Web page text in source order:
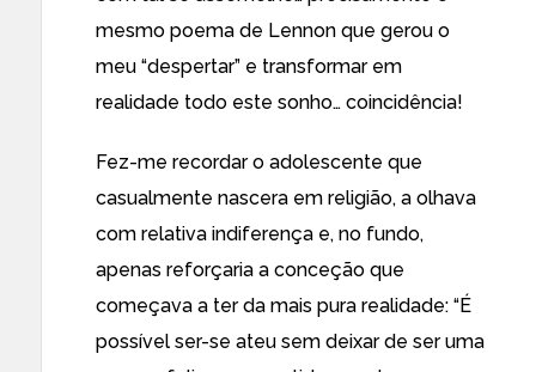
mesmo poema de Lennon que gerou o
meu “despertar” e transformar em
realidade todo este sonho… coincidência!
Fez-me recordar o adolescente que
casualmente nascera em religião, a olhava
com relativa indiferença e, no fundo,
apenas reforçaria a conceção que
começava a ter da mais pura realidade: “É
possível ser-se ateu sem deixar de ser uma